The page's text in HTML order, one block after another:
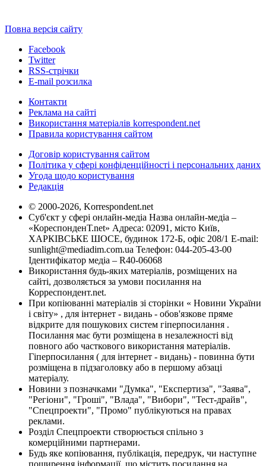
Повна версія сайту
Facebook
Twitter
RSS-стрічки
E-mail розсилка
Контакти
Реклама на сайті
Використання матеріалів korrespondent.net
Правила користування сайтом
Договір користування сайтом
Політика у сфері конфіденційності і персональних даних
Угода щодо користування
Редакція
© 2000-2026, Korrespondent.net
Суб'єкт у сфері онлайн-медіа Назва онлайн-медіа –
«КореспонденТ.net» Адреса: 02091, місто Київ,
ХАРКІВСЬКЕ ШОСЕ, будинок 172-Б, офіс 208/1 E-mail:
sunlight@mediadim.com.ua Телефон: 044-205-43-00
Ідентифікатор медіа – R40-06068
Використання будь-яких матеріалів, розміщених на
сайті, дозволяється за умови посилання на
Корреспондент.net.
При копіюванні матеріалів зі сторінки « Новини України
і світу» , для інтернет - видань - обов'язкове пряме
відкрите для пошукових систем гіперпосилання .
Посилання має бути розміщена в незалежності від
повного або часткового використання матеріалів.
Гіперпосилання ( для інтернет - видань) - повинна бути
розміщена в підзаголовку або в першому абзаці
матеріалу.
Новини з позначками "Думка", "Експертиза", "Заява",
"Регіони", "Гроші", "Влада", "Вибори", "Тест-драйв",
"Спецпроекти", "Промо" публікуються на правах
реклами.
Розділ Спецпроекти створюється спільно з
комерційними партнерами.
Будь яке копіювання, публікація, передрук, чи наступне
поширення інформації, що містить посилання на